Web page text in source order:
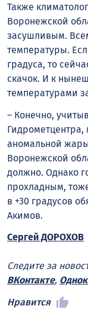
Также
Воронежской
засушливым.
температуры.
градуса, то
скачок. И к
температурами
– Конечно,
аномальной
Воронежской
должно. Однако
прохладным,
в +30 градусов
Акимов.
Сергей ДОРОХОВ
Следите за
ВКонтакте,
Нравится